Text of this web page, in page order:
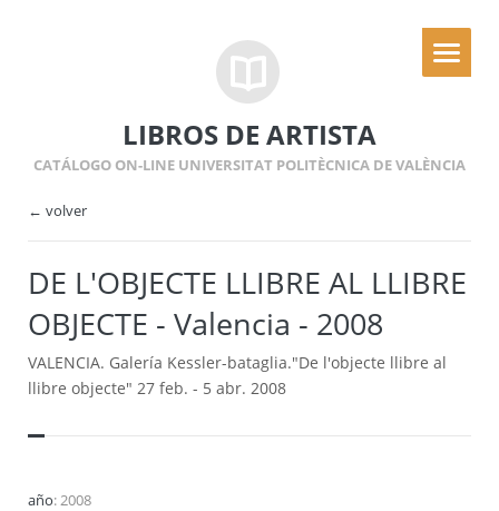
LIBROS DE ARTISTA
CATÁLOGO ON-LINE UNIVERSITAT POLITÈCNICA DE VALÈNCIA
← volver
DE L'OBJECTE LLIBRE AL LLIBRE
OBJECTE - Valencia - 2008
VALENCIA. Galería Kessler-bataglia."De l'objecte llibre al
llibre objecte" 27 feb. - 5 abr. 2008
año: 2008